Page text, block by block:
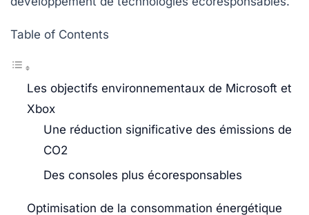
Table of Contents
Les objectifs environnementaux de Microsoft et
Xbox
Une réduction significative des émissions de
CO2
Des consoles plus écoresponsables
Optimisation de la consommation énergétique